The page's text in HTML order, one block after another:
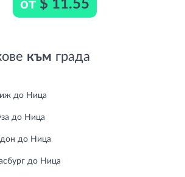
от $ 11.55
към града
до Ница
до Ница
до Ница
до Ница